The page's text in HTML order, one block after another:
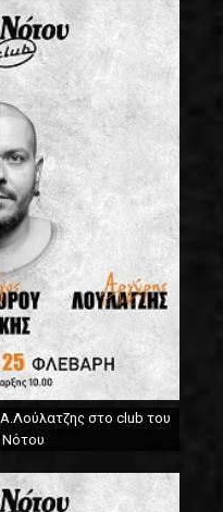
στο club του